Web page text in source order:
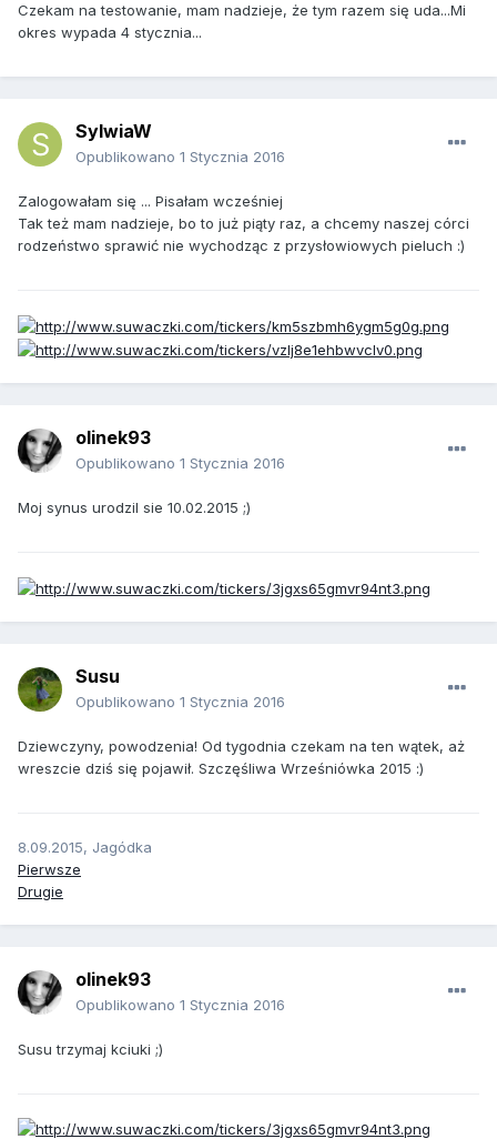
Czekam na testowanie, mam nadzieje, że tym razem się uda...Mi
okres wypada 4 stycznia...
SylwiaW
Opublikowano 1 Stycznia 2016
Zalogowałam się ... Pisałam wcześniej
Tak też mam nadzieje, bo to już piąty raz, a chcemy naszej córci
rodzeństwo sprawić nie wychodząc z przysłowiowych pieluch :)
olinek93
Opublikowano 1 Stycznia 2016
Moj synus urodzil sie 10.02.2015 ;)
Susu
Opublikowano 1 Stycznia 2016
Dziewczyny, powodzenia! Od tygodnia czekam na ten wątek, aż
wreszcie dziś się pojawił. Szczęśliwa Wrześniówka 2015 :)
8.09.2015, Jagódka
Pierwsze
Drugie
olinek93
Opublikowano 1 Stycznia 2016
Susu trzymaj kciuki ;)